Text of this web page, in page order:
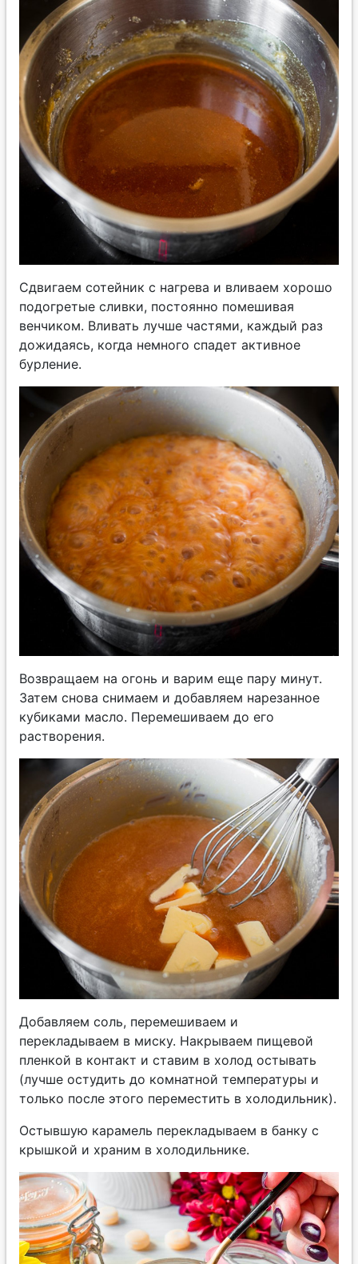
Сдвигаем сотейник с нагрева и вливаем хорошо
подогретые сливки, постоянно помешивая
венчиком. Вливать лучше частями, каждый раз
дожидаясь, когда немного спадет активное
бурление.
Возвращаем на огонь и варим еще пару минут.
Затем снова снимаем и добавляем нарезанное
кубиками масло. Перемешиваем до его
растворения.
Добавляем соль, перемешиваем и
перекладываем в миску. Накрываем пищевой
пленкой в контакт и ставим в холод остывать
(лучше остудить до комнатной температуры и
только после этого переместить в холодильник).
Остывшую карамель перекладываем в банку с
крышкой и храним в холодильнике.